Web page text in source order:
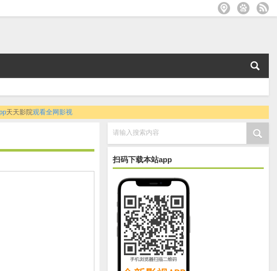
天天影院观看全网影视
请输入搜索内容
扫码下载本站app